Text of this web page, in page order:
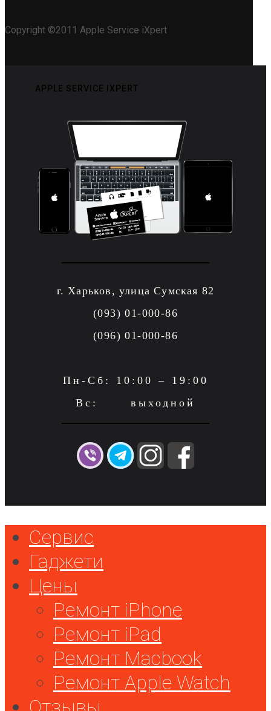
Copyright ©2011 Apple Service iXpert
APPLE SERVICE IXPERT
г. Харьков, улица Сумская 82
(093) 01-000-86
(096) 01-000-86
Пн-Сб: 10:00 – 19:00
Вс: выходной
Сервис
Гаджети
Цены
Ремонт iPhone
Ремонт iPad
Ремонт Macbook
Ремонт Apple Watch